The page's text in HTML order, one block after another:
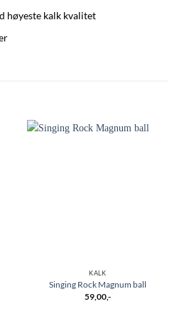
høyeste kalk kvalitet
KALK
Singing Rock Magnum ball
59,00,-